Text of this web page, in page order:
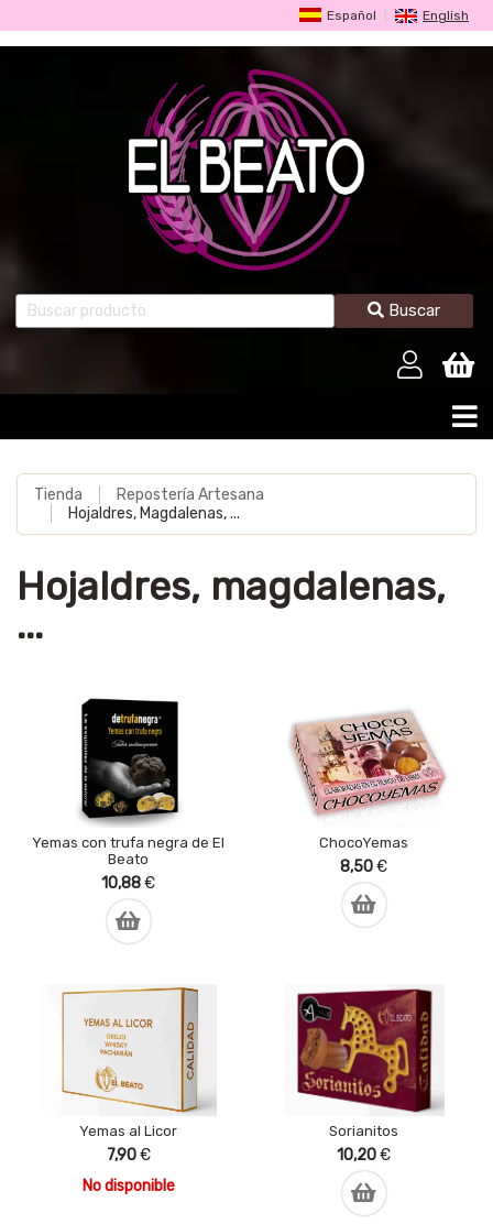
Español English
Buscar
Tienda
Repostería Artesana
Hojaldres, Magdalenas, ...
Hojaldres, magdalenas,
...
Yemas con trufa negra de El
Beato
10,88€
ChocoYemas
8,50€
Yemas al Licor
7,90€
No disponible
Sorianitos
10,20€